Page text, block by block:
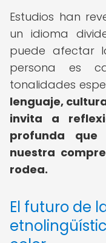
Estudios han
un idioma
puede afectar
persona es
tonalidades
lenguaje,
invita a
profunda
nuestra
rodea.
El futuro de